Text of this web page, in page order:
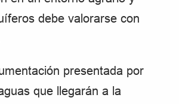
debe valorarse con
presentada por
que llegarán a la